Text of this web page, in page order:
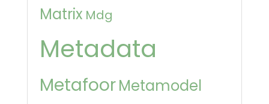
Matrix Mdg
Metadata
MetafoorMetamodel